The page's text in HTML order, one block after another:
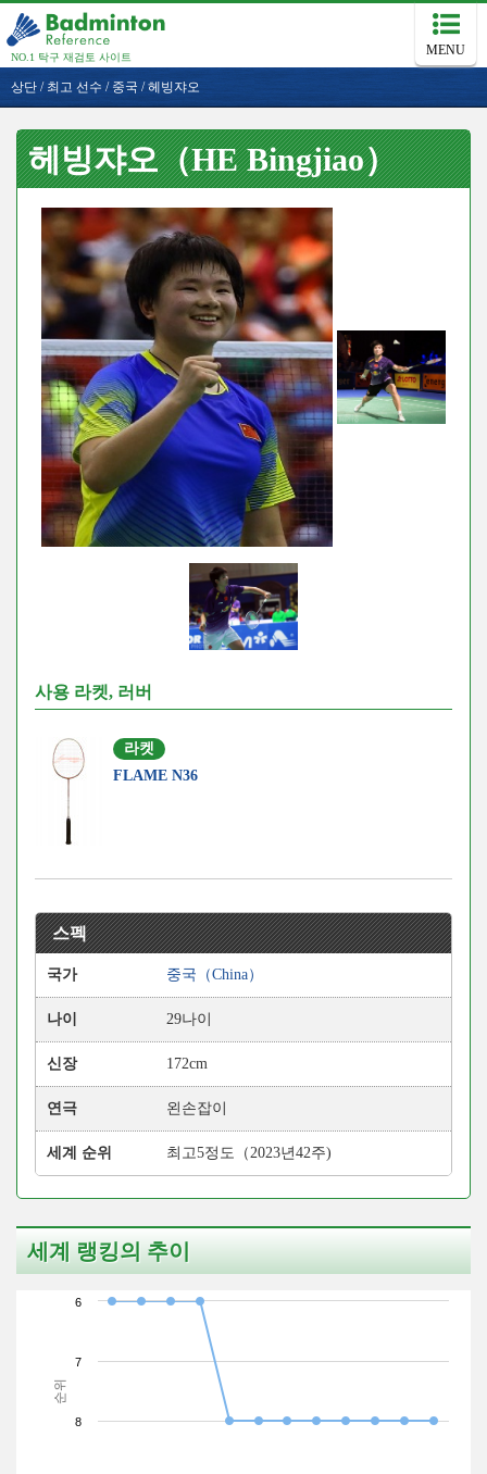
NO.1 탁구 재검토 사이트 MENU
상단 / 최고 선수 / 중국 /헤빙쟈오
헤빙쟈오（HE Bingjiao）
사용 라켓, 러버
라켓
FLAME N36
스펙
국가 중국（China）
나이 29나이
신장 172cm
연극 왼손잡이
세계 순위 최고5정도（2023년42주)
세계 랭킹의 추이
순위
6
7
8